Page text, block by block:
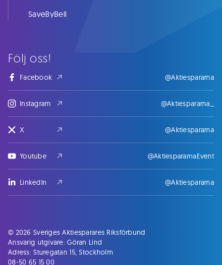
Följ oss!
Facebook @Aktiespararna
Instagram @Aktiespararna_
X @Aktiespararna
Youtube @AktiespararnaEvent
LinkedIn @Aktiespararna
SaveByBell
© 2026 Sveriges Aktiesparares Riksförbund
Ansvarig utgivare: Göran Lind
Adress: Sturegatan 15, Stockholm
08-50 65 15 00